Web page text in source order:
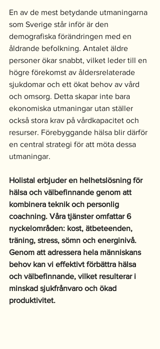
En av de mest betydande utmaningarna
som Sverige står inför är den
demografiska förändringen med en
åldrande befolkning. Antalet äldre
personer ökar snabbt, vilket leder till en
högre förekomst av åldersrelaterade
sjukdomar och ett ökat behov av vård
och omsorg. Detta skapar inte bara
ekonomiska utmaningar utan ställer
också stora krav på vårdkapacitet och
resurser. Förebyggande hälsa blir därför
en central strategi för att möta dessa
utmaningar.
Holistal erbjuder en helhetslösning för
hälsa och välbefinnande genom att
kombinera teknik och personlig
coachning. Våra tjänster omfattar 6
nyckelområden: kost, ätbeteenden,
träning, stress, sömn och energinivå.
Genom att adressera hela människans
behov kan vi effektivt förbättra hälsa
och välbefinnande, vilket resulterar i
minskad sjukfrånvaro och ökad
produktivitet.